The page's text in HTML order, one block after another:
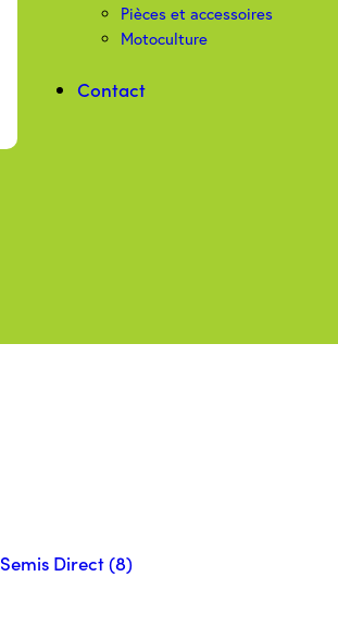
Pièces et accessoires
Motoculture
Contact
Semis Direct (8)